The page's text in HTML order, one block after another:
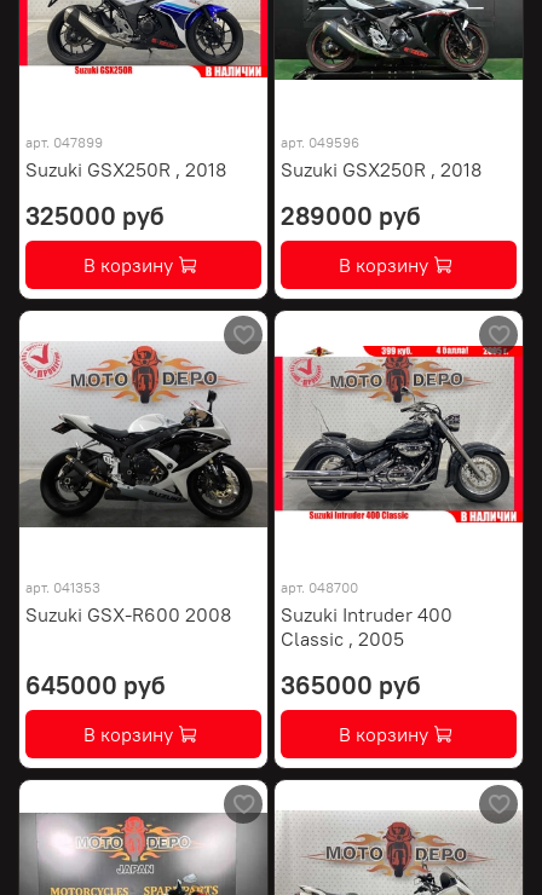
арт. 047899
Suzuki GSX250R , 2018
325000 руб
В корзину
арт. 049596
Suzuki GSX250R , 2018
289000 руб
В корзину
арт. 041353
Suzuki GSX-R600 2008
645000 руб
В корзину
арт. 048700
Suzuki Intruder 400
Classic , 2005
365000 руб
В корзину